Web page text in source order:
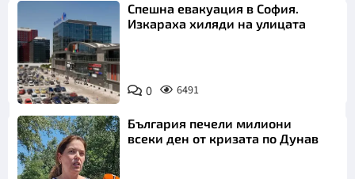
Спешна евакуация в София.
Изкараха хиляди на улицата
0 6491
България печели милиони
всеки ден от кризата по Дунав